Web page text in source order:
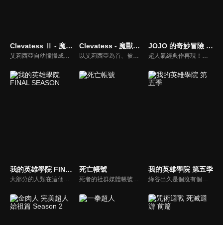
Clevatess Ⅱ - 魔獸之王與虛假的勇者傳承
艾莉西亞自幼憧憬成為勇者，成為了由國王所選出的 13 名勇者之一。勇者們帶著傳說之劍，前往討伐魔獸王克雷巴特斯。然而他們的魯莽，卻意外引發了可能讓整個艾多西亞大陸的人族滅絕的最大危機。而世界僅存的希望，竟然是託付給魔獸王的一名嬰兒...... 第二季將接續第一季的發展，繼續講述魔獸王克雷巴特斯與這名人族嬰兒在充滿陰謀與危機的世界中，所展開的黑暗冒險與史詩篇章。
Clevatess - 魔獸之王與嬰兒與屍之勇者
以艾莉西亞為首、被王所選上的勇者一行人，因為討伐魔獸王克雷巴特斯失利，因此陷入了危機。就在世界滅亡之際，所有人的希望託付到了一名嬰兒手上。
JOJO 的奇妙冒險 黃金之風
超人氣經典作再現！喬魯諾喬巴是喬斯達家的宿敵迪奧之子，繼承了迪奧的血脈。喬魯諾幼年時期曾受到迫害，那時他救了一個流氓，因為對方不忘恩義，讓他的心靈不再扭曲，開始嚮往成為一名「流氓巨星」。喬魯諾到了15歲，與流氓組織「帕希諾」發生糾紛，成為他們追殺的對象…
我的英雄學院 FINAL SEASON
大部分的人類在這個時代裡都擁有名為「個性」的力量，但有力量之人卻不一定都屬於正義的一方。只要邪惡出現的地方，必定會有英雄挺身而出拯救眾人。一名天生沒有力量的少年——綠谷出久從小夢想成為英雄，沒有力量的他能實現自己的夢想嗎？雖然困難重重，少年卻依舊不放棄，朝著自己的目標勇往前進。
死亡帳號
死者的社群媒體帳號會怎樣的呢？那些帶著未完成心願的亡者帳號──Dead Account──最終會以數位幽靈，也就是所謂的「幽靈帳號」，在現世復甦……。緣城蒼吏為了替妹妹緋里籌措醫藥費，每天都以炎上系直播主「煽火蘋果」的身分進行直播活動。然而，在某個契機之下覺醒了電能的緣城，被帶往流傳著各種可疑傳聞的「彌電學園」。那是一所隨著網際網路普及、專門驅除數位化幽靈，並培養新時代靈媒師的學校！燃燒、擊碎並祓除──現代化的除靈戰鬥就此展開！
我的英雄學院 第五季
綠谷出久是個沒有個性的少年，但他仍憧憬並渴望成為英雄，也期望自己能進入培育英雄的菁英學校雄英高校就讀。但周圍的人都不看好沒有個性的他能成為英雄，讓他總是在他人的嘲笑與輕視中度過。直到他遇上了自己最仰慕的英雄，被人稱為「和平的象徵」的歐爾麥特，他的夢想將因此獲得會化為現實的可能性。